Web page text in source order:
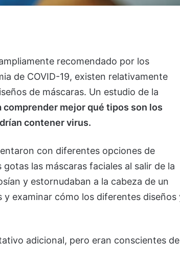
recomendado por los
de COVID-19, existen relativamente
de máscaras. Un estudio de la
comprender mejor qué tipos son los
contener virus.
con diferentes opciones de
las máscaras faciales al salir de la
y estornudaban a la cabeza de un
examinar cómo los diferentes diseños
adicional, pero eran conscientes